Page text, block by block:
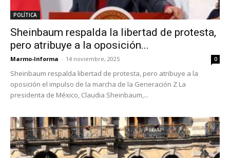
POLÍTICA
Sheinbaum respalda la libertad de protesta,
pero atribuye a la oposición...
Marmo-Informa - 14 noviembre, 2025 0
Sheinbaum respalda libertad de protesta, pero atribuye a la
oposición el impulso de la marcha de la Generación Z La
presidenta de México, Claudia Sheinbaum,...